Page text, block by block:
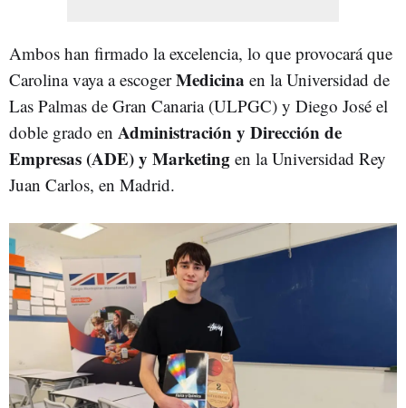
Ambos han firmado la excelencia, lo que provocará que
Carolina vaya a escogerMedicina en la Universidad de
Las Palmas de Gran Canaria (ULPGC) y Diego José el
doble grado en Administración y Dirección de
Empresas (ADE) y Marketing en la Universidad Rey
Juan Carlos, en Madrid.